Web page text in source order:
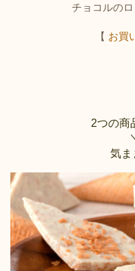
チョコルのロ
【 お買
2つの商
気ま